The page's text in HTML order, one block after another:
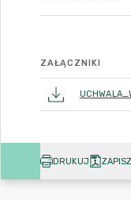
ZAŁĄCZNIKI
DRUKUJ